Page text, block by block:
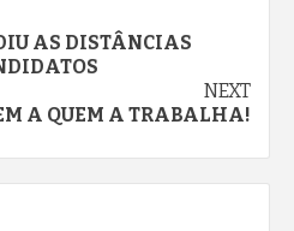
AS DISTÂNCIAS
NEXT
A QUEM A TRABALHA!